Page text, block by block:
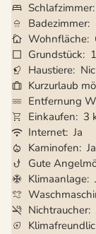
Schlafzimmer
Badezimmer
Wohnfläche
Grundstück
Haustiere
Kurzurlaub
Entfernung
Einkaufen
3
Internet Ja
Kaminofen Ja
Gute
Klimaanlage
Nichtraucher